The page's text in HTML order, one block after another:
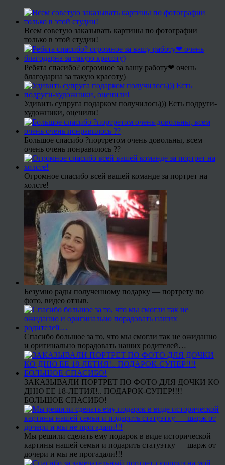
Всем советую заказывать картины по фотографии
только в этой студии!
Ребята спасибо? огромное за вашу работу❤ очень
благодарна за такую красоту)
Удивить супруга подарком получилось))) Есть подруги-
художники, оценили!
Большое спасибо ?портретом очень довольны, всем
очень очень понравилось ??
Огромное спасибо всей вашей команде за портрет на
холсте!
Безумно рады полученному подарку — портрету по
фото, видео отзыв.
Спасибо большое за то, что мы смогли так не ожиданно
и оригинально порадовать наших родителей…
ЗАКАЗЫВАЛИ ПОРТРЕТ ПО ФОТО ДЛЯ ДОЧКИ КО
ДНЮ ЕЕ 18-ЛЕТИЯ!.. ПОДАРОК-СУПЕР!!!!
БОЛЬШОЕ СПАСИБО!
Мы решили сделать ему подарок в виде исторической
картины нашей семьи и подарить статуэтку — шарж от
дочери и мы не прогадали!!!